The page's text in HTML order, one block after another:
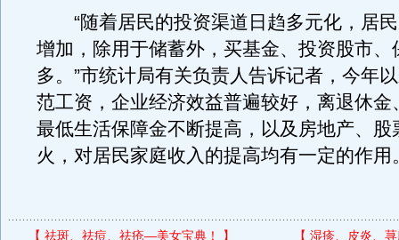
“随着居民的投资渠道日趋多元化，居民
增加，除用于储蓄外，买基金、投资股市、
多。”市统计局有关负责人告诉记者，今年
范工资，企业经济效益普遍较好，离退休金
最低生活保障金不断提高，以及房地产、股
火，对居民家庭收入的提高均有一定的作用
【 祛斑、祛痘、祛疮—美女宝典！ 】 【 湿疹、皮炎、